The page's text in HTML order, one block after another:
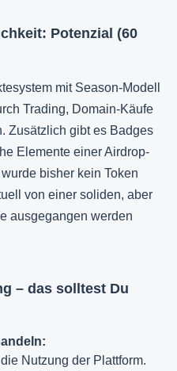
Potenzial (60
mit Season-Modell
Trading, Domain-Käufe
Zusätzlich gibt es Badges
Elemente einer Airdrop-
bisher kein Token
von einer soliden, aber
ausgegangen werden
– das solltest Du
Nutzung der Plattform.